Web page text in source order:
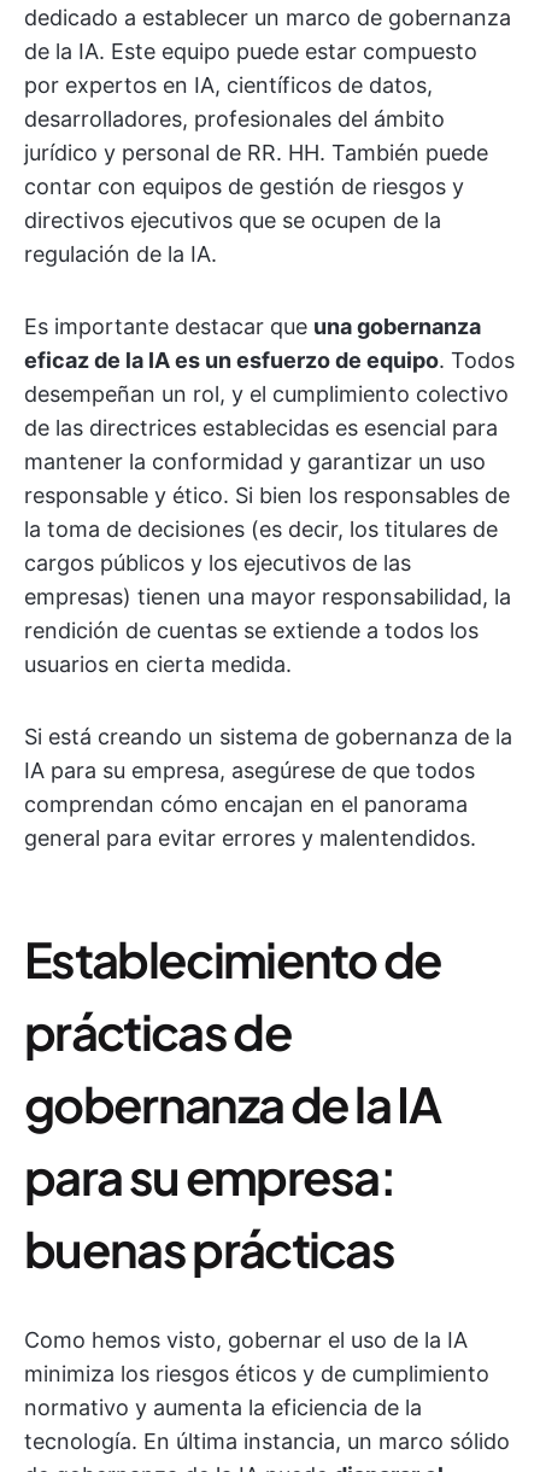
dedicado a establecer un marco de gobernanza
de la IA. Este equipo puede estar compuesto
por expertos en IA, científicos de datos,
desarrolladores, profesionales del ámbito
jurídico y personal de RR. HH. También puede
contar con equipos de gestión de riesgos y
directivos ejecutivos que se ocupen de la
regulación de la IA.
Es importante destacar que una gobernanza
eficaz de la IA es un esfuerzo de equipo. Todos
desempeñan un rol, y el cumplimiento colectivo
de las directrices establecidas es esencial para
mantener la conformidad y garantizar un uso
responsable y ético. Si bien los responsables de
la toma de decisiones (es decir, los titulares de
cargos públicos y los ejecutivos de las
empresas) tienen una mayor responsabilidad, la
rendición de cuentas se extiende a todos los
usuarios en cierta medida.
Si está creando un sistema de gobernanza de la
IA para su empresa, asegúrese de que todos
comprendan cómo encajan en el panorama
general para evitar errores y malentendidos.
Establecimiento de
prácticas de
gobernanza de la IA
para su empresa:
buenas prácticas
Como hemos visto, gobernar el uso de la IA
minimiza los riesgos éticos y de cumplimiento
normativo y aumenta la eficiencia de la
tecnología. En última instancia, un marco sólido